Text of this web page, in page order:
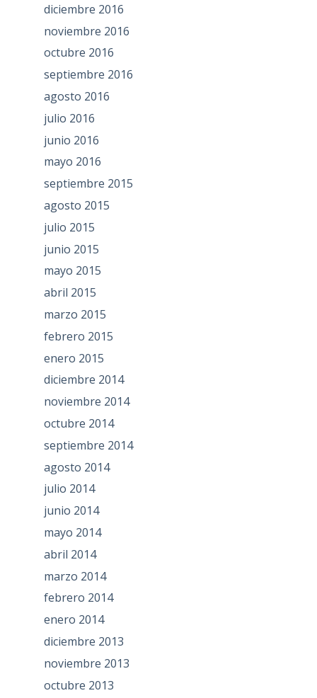
diciembre 2016
noviembre 2016
octubre 2016
septiembre 2016
agosto 2016
julio 2016
junio 2016
mayo 2016
septiembre 2015
agosto 2015
julio 2015
junio 2015
mayo 2015
abril 2015
marzo 2015
febrero 2015
enero 2015
diciembre 2014
noviembre 2014
octubre 2014
septiembre 2014
agosto 2014
julio 2014
junio 2014
mayo 2014
abril 2014
marzo 2014
febrero 2014
enero 2014
diciembre 2013
noviembre 2013
octubre 2013